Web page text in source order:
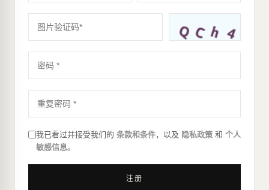
我已看过并接受我们的 条款和条件，以及 隐私政策 和 个人
敏感信息。
注册